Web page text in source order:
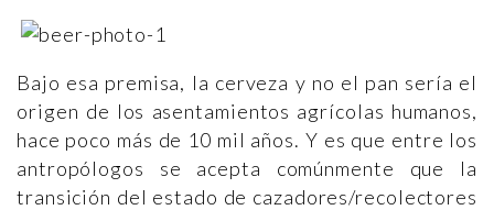
Bajo esa premisa, la cerveza y no el pan sería el
origen de los asentamientos agrícolas humanos,
hace poco más de 10 mil años. Y es que entre los
antropólogos se acepta comúnmente que la
transición del estado de cazadores/recolectores